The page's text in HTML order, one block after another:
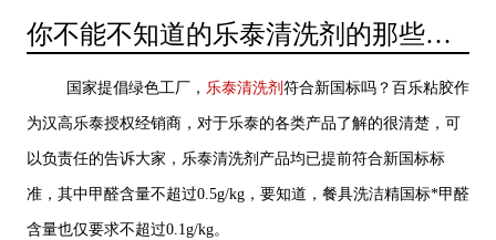
你不能不知道的乐泰清洗剂的那些
国家提倡绿色工厂， 乐泰清洗剂 符合新国标吗？百乐粘胶作
为汉高乐泰授权经销商，对于乐泰的各类产品了解的很清楚，可
以负责任的告诉大家， 乐泰清洗剂产品均已提前符合新国标标
准，其中甲醛含量不超过0.5g/kg，要知道，餐具洗洁精国标*甲醛
含量也仅要求不超过0.1g/kg。